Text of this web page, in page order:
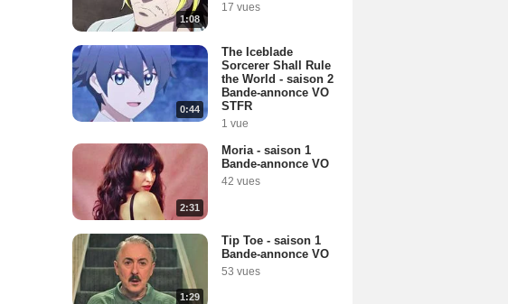
1:08
17 vues
0:44
The Iceblade
Sorcerer Shall Rule
the World - saison 2
Bande-annonce VO
STFR
1 vue
2:31
Moria - saison 1
Bande-annonce VO
42 vues
1:29
Tip Toe - saison 1
Bande-annonce VO
53 vues